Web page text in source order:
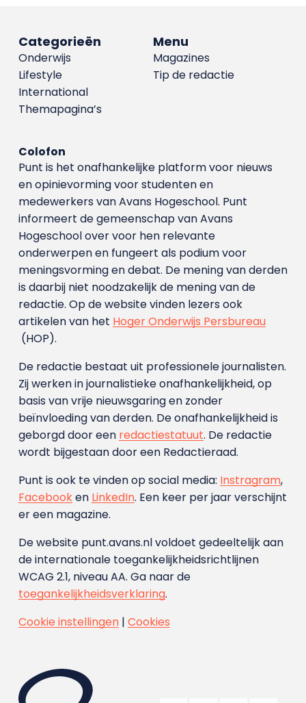
Menu
Magazines
Tip de redactie
Categorieën
Onderwijs
Lifestyle
International
Themapagina’s
Colofon
Punt is het onafhankelijke platform voor nieuws
en opinievorming voor studenten en
medewerkers van Avans Hoge­school. Punt
informeert de gemeenschap van Avans
Hogeschool over voor hen relevante
onderwerpen en fungeert als podium voor
meningsvorming en debat. De mening van derden
is daarbij niet noodzakelijk de mening van de
redactie. Op de website vinden lezers ook
artikelen van het Hoger Onderwijs Persbureau
(HOP).
De redactie bestaat uit professionele journalisten.
Zij werken in journalistieke onafhankelijkheid, op
basis van vrije nieuwsgaring en zonder
beïnvloeding van derden. De onafhankelijkheid is
geborgd door een redactiestatuut. De redactie
wordt bijgestaan door een Redactieraad.
Punt is ook te vinden op social media: Instragram,
Facebooken LinkedIn. Een keer per jaar verschijnt
er een magazine.
De website punt.avans.nl voldoet gedeeltelijk aan
de internationale toegankelijkheidsrichtlijnen
WCAG 2.1, niveau AA. Ga naar de
toegankelijkheidsverklaring.
Cookie instellingen| Cookies